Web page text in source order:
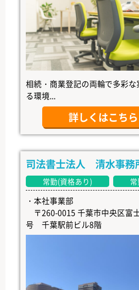
相続・商業登記の両輪で多彩
る環境...
詳しくはこちら
司法書士法人 清水事務
常勤(資格あり)
・本社事業部
〒260-0015 千葉市中央区富
号 千葉駅前ビル8階